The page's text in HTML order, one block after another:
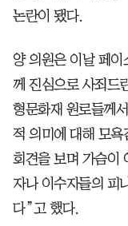
논란이 됐다.
양 의원은 이날 페
께 진심으로 사죄드
형문화재 원로들께
적 의미에 대해 모
회견을 보며 가슴이
자나 이수자들의 피
다”고 했다.